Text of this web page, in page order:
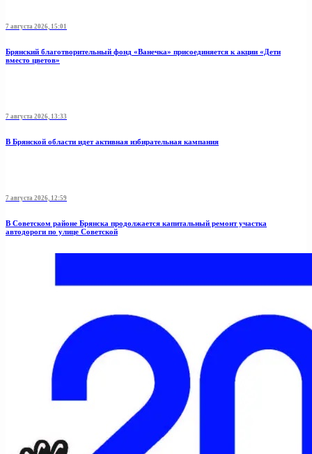
7 августа 2026, 15:01
Брянский благотворительный фонд «Ванечка» присоединяется к акции «Дети
вместо цветов»
7 августа 2026, 13:33
В Брянской области идет активная избирательная кампания
7 августа 2026, 12:59
В Советском районе Брянска продолжается капитальный ремонт участка
автодороги по улице Советской